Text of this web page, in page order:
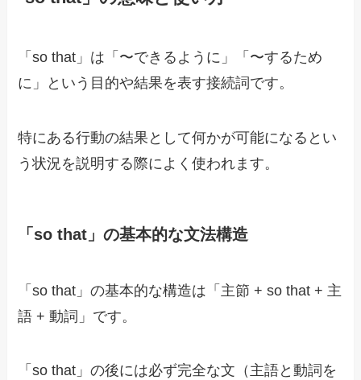
「so that」は「〜できるように」「〜するため
に」という目的や結果を表す接続詞です。
特にある行動の結果として何かが可能になるとい
う状況を説明する際によく使われます。
「so that」の基本的な文法構造
「so that」の基本的な構造は「主節 + so that + 主
語 + 動詞」です。
「so that」の後には必ず完全な文（主語と動詞を